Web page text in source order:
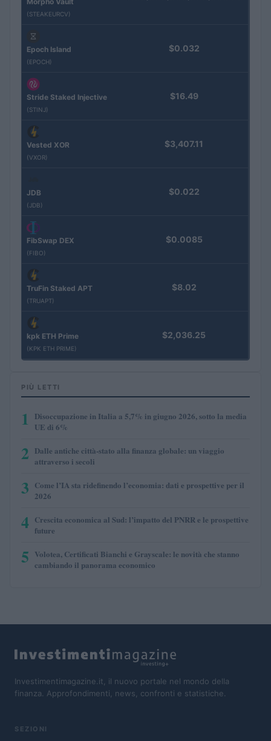
(STEAKEURCV)
Epoch Island
(EPOCH)
$0.032
Stride Staked Injective
(STINJ)
$16.49
Vested XOR
(VXOR)
$3,407.11
JDB
(JDB)
$0.022
FibSwap DEX
(FIBO)
$0.0085
TruFin Staked APT
(TRUAPT)
$8.02
kpk ETH Prime
(KPK ETH PRIME)
$2,036.25
PIÙ LETTI
1
Disoccupazione in Italia a 5,7% in giugno 2026, sotto la media
UE di 6%
2 Dalle antiche città-stato alla finanza globale: un viaggio
attraverso i secoli
3 Come l’IA sta ridefinendo l’economia: dati e prospettive per il
2026
4 Crescita economica al Sud: l’impatto del PNRR e le prospettive
future
5 Volotea, Certificati Bianchi e Grayscale: le novità che stanno
cambiando il panorama economico
Investimentimagazine.it, il nuovo portale nel mondo della
finanza. Approfondimenti, news, confronti e statistiche.
SEZIONI